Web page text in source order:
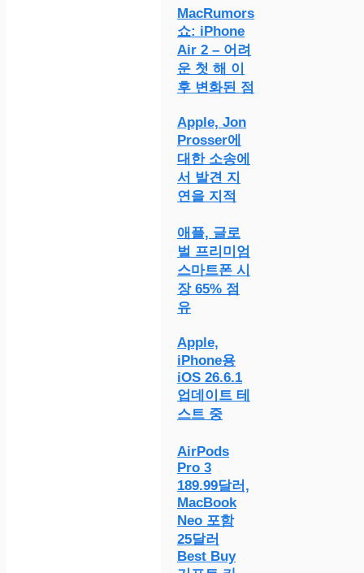
MacRumors
쇼: iPhone
Air 2 – 어려
운 첫 해 이
후 변화된 점
Apple, Jon
Prosser에
대한 소송에
서 발견 지
연을 지적
애플, 글로
벌 프리미엄
스마트폰 시
장 65% 점
유
Apple,
iPhone용
iOS 26.6.1
업데이트 테
스트 중
AirPods
Pro 3
189.99달러,
MacBook
Neo 포함
25달러
Best Buy